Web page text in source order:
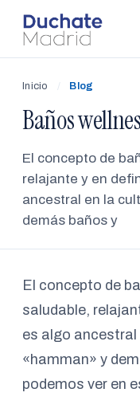
Inicio / Blog
Baños
El concepto de
relajante y en
ancestral en la
demás baños y
El concepto de
saludable,
es algo ancestral
«hamman» y
podemos ver en